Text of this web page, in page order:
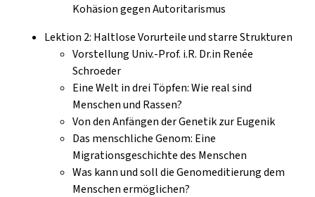
Kohäsion gegen Autoritarismus
Lektion 2: Haltlose Vorurteile und starre Strukturen
Vorstellung Univ.-Prof. i.R. Dr.in Renée
Schroeder
Eine Welt in drei Töpfen: Wie real sind
Menschen und Rassen?
Von den Anfängen der Genetik zur Eugenik
Das menschliche Genom: Eine
Migrationsgeschichte des Menschen
Was kann und soll die Genomeditierung dem
Menschen ermöglichen?